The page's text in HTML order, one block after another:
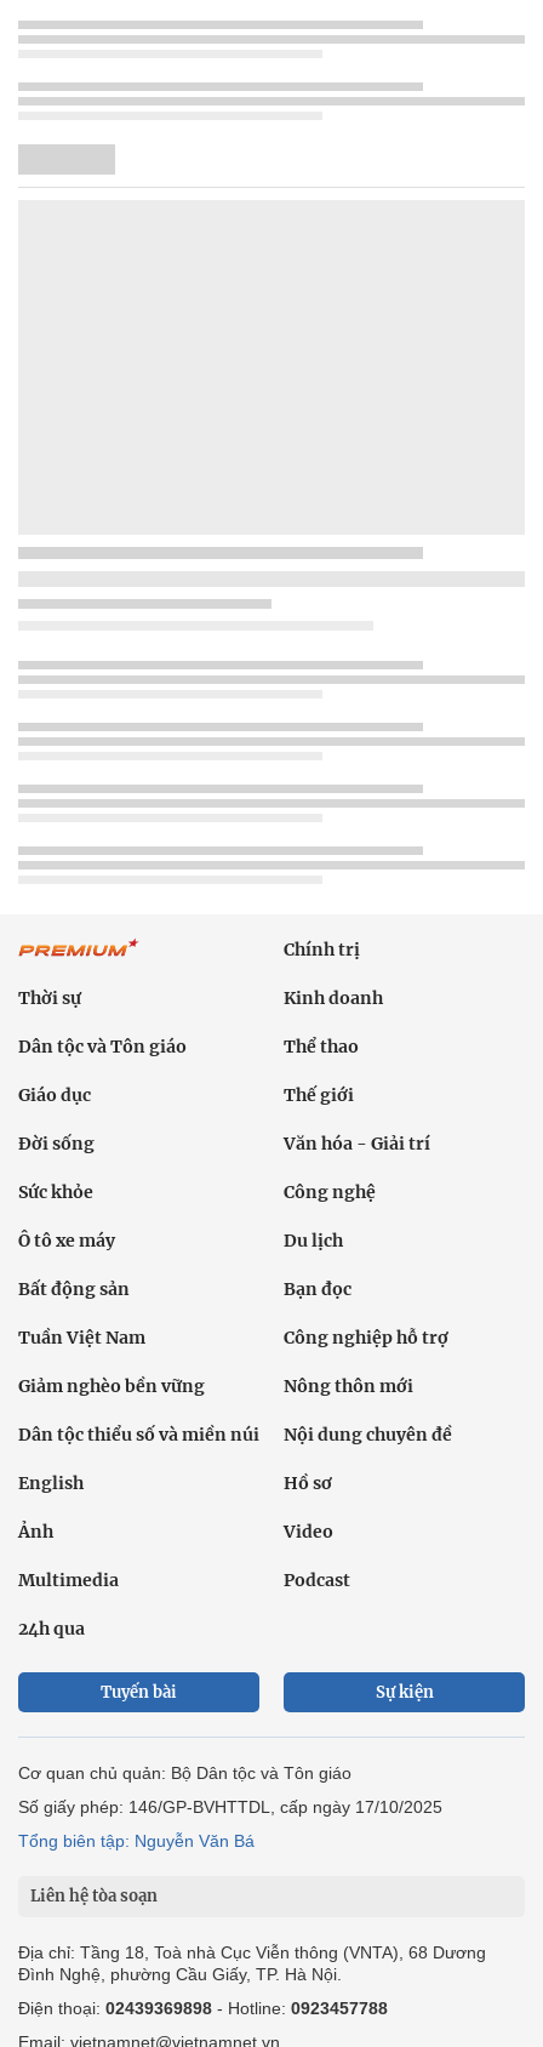
Chính trị
Thời sự Kinh doanh
Dân tộc và Tôn giáo Thể thao
Giáo dục Thế giới
Đời sống Văn hóa - Giải trí
Sức khỏe Công nghệ
Ô tô xe máy Du lịch
Bất động sản Bạn đọc
Tuần Việt Nam Công nghiệp hỗ trợ
Giảm nghèo bền vững Nông thôn mới
Dân tộc thiểu số và miền núi Nội dung chuyên đề
English Hồ sơ
Ảnh Video
Multimedia Podcast
24h qua
Tuyến bài Sự kiện
Cơ quan chủ quản: Bộ Dân tộc và Tôn giáo
Số giấy phép: 146/GP-BVHTTDL, cấp ngày 17/10/2025
Tổng biên tập: Nguyễn Văn Bá
Liên hệ tòa soạn
Địa chỉ: Tầng 18, Toà nhà Cục Viễn thông (VNTA), 68 Dương
Đình Nghệ, phường Cầu Giấy, TP. Hà Nội.
Điện thoại: 02439369898 - Hotline: 0923457788
Email: vietnamnet@vietnamnet.vn